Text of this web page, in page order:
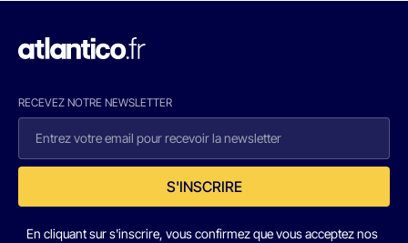
RECEVEZ NOTRE NEWSLETTER
S'INSCRIRE
En cliquant sur s'inscrire, vous confirmez que vous acceptez nos